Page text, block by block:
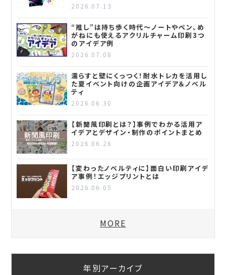
2026.07.13
“推し”は持ち歩く時代～ノートやペン、め
がねにも使えるアクリルチャーム印刷3つ
のアイデア例
2026.07.08
濡らすと壁にくっつく！耐水トレカを活用し
た夏イベント向けの企画アイデア＆ノベル
ティ
2026.06.30
【新聞風印刷とは？】事例でわかる活用ア
イデアとデザイン・制作のポイントまとめ
2026.06.26
【変わったノベルティに】面白い印刷アイデ
ア事例！エッジプリントとは
2026.06.05
MORE
年別アーカイブ